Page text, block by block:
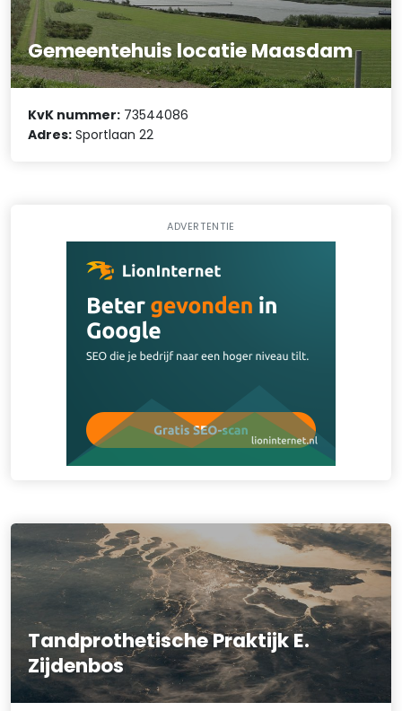
Gemeentehuis locatie Maasdam
KvK nummer: 73544086
Adres: Sportlaan 22
ADVERTENTIE
Tandprothetische Praktijk E.
Zijdenbos